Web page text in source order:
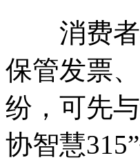
消费者
保管发票
纷，可先
协智慧